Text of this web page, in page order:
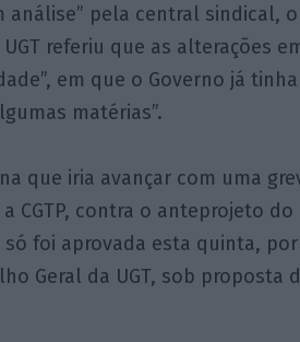
análise” pela central sindical,
referiu que as alterações
em que o Governo já
matérias”.
que iria avançar com uma
CGTP, contra o anteprojeto do
foi aprovada esta quinta, por
Geral da UGT, sob proposta